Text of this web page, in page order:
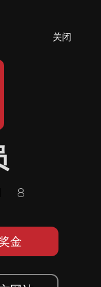
关闭
金